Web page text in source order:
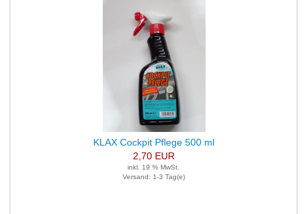
KLAX Cockpit Pflege 500 ml
2,70 EUR
inkl. 19 % MwSt.
Versand: 1-3 Tag(e)